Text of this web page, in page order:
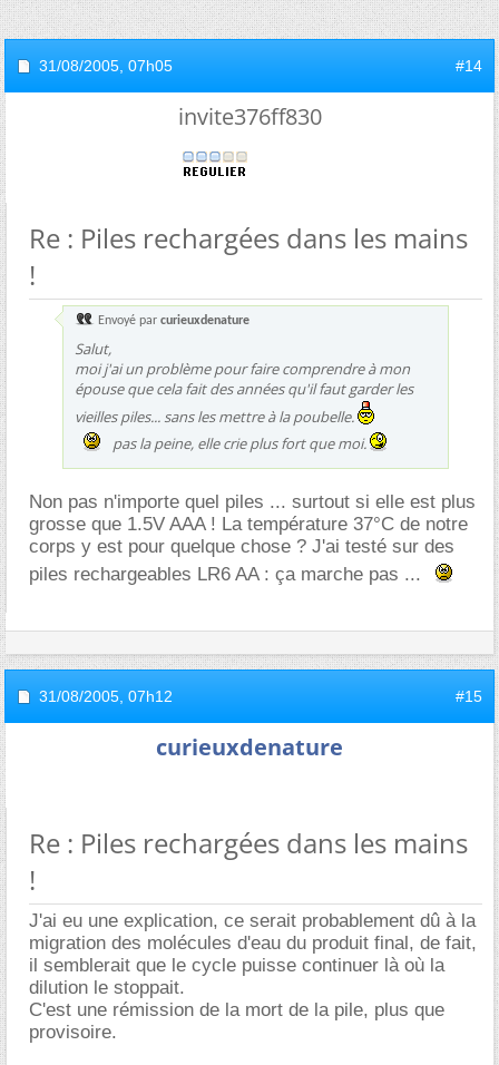
31/08/2005, 07h05 #14
invite376ff830
Re : Piles rechargées dans les mains
!
Envoyé par curieuxdenature
Salut,
moi j'ai un problème pour faire comprendre à mon
épouse que cela fait des années qu'il faut garder les
vieilles piles... sans les mettre à la poubelle.
pas la peine, elle crie plus fort que moi.
Non pas n'importe quel piles ... surtout si elle est plus
grosse que 1.5V AAA ! La température 37°C de notre
corps y est pour quelque chose ? J'ai testé sur des
piles rechargeables LR6 AA : ça marche pas ...
31/08/2005, 07h12 #15
curieuxdenature
Re : Piles rechargées dans les mains
!
J'ai eu une explication, ce serait probablement dû à la
migration des molécules d'eau du produit final, de fait,
il semblerait que le cycle puisse continuer là où la
dilution le stoppait.
C'est une rémission de la mort de la pile, plus que
provisoire.